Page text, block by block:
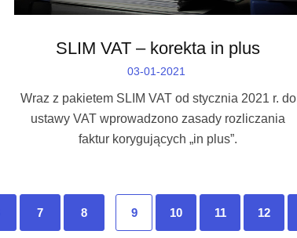
SLIM VAT – korekta in plus
03-01-2021
Wraz z pakietem SLIM VAT od stycznia 2021 r. do
ustawy VAT wprowadzono zasady rozliczania
faktur korygujących „in plus”.
7 8 9 10 11 12